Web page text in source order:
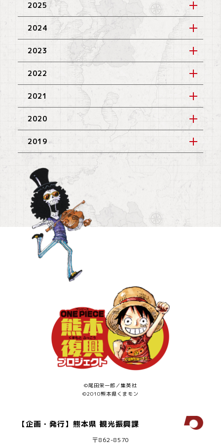
2025
2024
2023
2022
2021
2020
2019
【企画・発行】熊本県 観光振興課
〒862-8570
©尾田栄一郎／集英社
©2010熊本県くまモン